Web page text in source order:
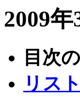
2009
目次
リス